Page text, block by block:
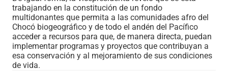
trabajando en la constitución de un fondo
multidonantes que permita a las comunidades afro del
Chocó biogeográfico y de todo el andén del Pacífico
acceder a recursos para que, de manera directa, puedan
implementar programas y proyectos que contribuyan a
esa conservación y al mejoramiento de sus condiciones
de vida.